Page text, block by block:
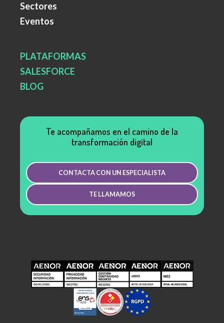
Sectores
Eventos
PLATAFORMAS
SALESFORCE
BLOG
Te acompañamos en el camino de la
transformación digital
CONTACTA CON UN ESPECIALISTA
TE LLAMAMOS